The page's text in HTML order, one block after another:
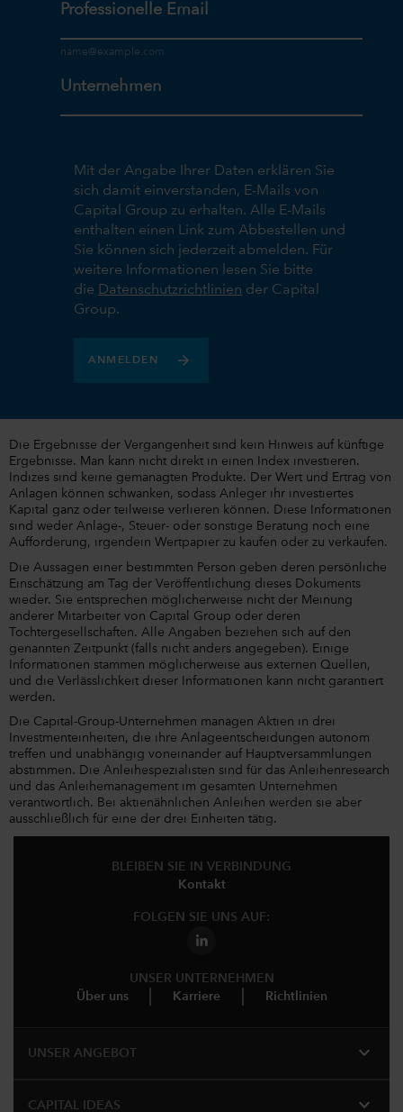
Professionelle Email
Unternehmen
Mit der Angabe Ihrer Daten erklären Sie
sich damit einverstanden, E-Mails von
Capital Group zu erhalten. Alle E-Mails
enthalten einen Link zum Abbestellen und
Sie können sich jederzeit abmelden. Für
weitere Informationen lesen Sie bitte
die Datenschutzrichtlinien der Capital
Group.
ANMELDEN
Die Ergebnisse der Vergangenheit sind kein Hinweis auf künftige
Ergebnisse. Man kann nicht direkt in einen Index investieren.
Indizes sind keine gemanagten Produkte. Der Wert und Ertrag von
Anlagen können schwanken, sodass Anleger ihr investiertes
Kapital ganz oder teilweise verlieren können. Diese Informationen
sind weder Anlage-, Steuer- oder sonstige Beratung noch eine
Aufforderung, irgendein Wertpapier zu kaufen oder zu verkaufen.
Die Aussagen einer bestimmten Person geben deren persönliche
Einschätzung am Tag der Veröffentlichung dieses Dokuments
wieder. Sie entsprechen möglicherweise nicht der Meinung
anderer Mitarbeiter von Capital Group oder deren
Tochtergesellschaften. Alle Angaben beziehen sich auf den
genannten Zeitpunkt (falls nicht anders angegeben). Einige
Informationen stammen möglicherweise aus externen Quellen,
und die Verlässlichkeit dieser Informationen kann nicht garantiert
werden.
Die Capital-Group-Unternehmen managen Aktien in drei
Investmenteinheiten, die ihre Anlageentscheidungen autonom
treffen und unabhängig voneinander auf Hauptversammlungen
abstimmen. Die Anleihespezialisten sind für das Anleihenresearch
und das Anleihemanagement im gesamten Unternehmen
verantwortlich. Bei aktienähnlichen Anleihen werden sie aber
ausschließlich für eine der drei Einheiten tätig.
BLEIBEN SIE IN VERBINDUNG
Kontakt
FOLGEN SIE UNS AUF:
UNSER UNTERNEHMEN
Über uns
Karriere Richtlinien
UNSER ANGEBOT expand_more
CAPITAL IDEAS expand_more